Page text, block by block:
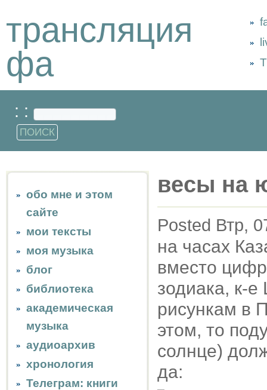
трансляция
фа
: :
обо мне и этом
сайте
мои тексты
моя музыка
блог
библиотека
академическая
музыка
аудиоархив
хронология
Телеграм: книги
весы на
Posted Втр,
на часах
вместо
зодиака, к-
рисункам в
этом, то
солнце)
да: